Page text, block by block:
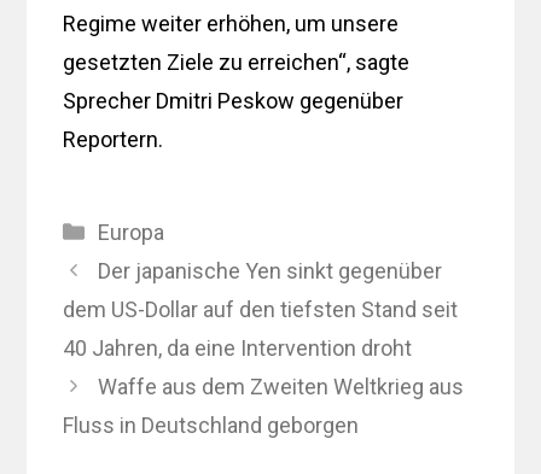
Regime weiter erhöhen, um unsere
gesetzten Ziele zu erreichen“, sagte
Sprecher Dmitri Peskow gegenüber
Reportern.
Kategorien
Europa
Der japanische Yen sinkt gegenüber
dem US-Dollar auf den tiefsten Stand seit
40 Jahren, da eine Intervention droht
Waffe aus dem Zweiten Weltkrieg aus
Fluss in Deutschland geborgen